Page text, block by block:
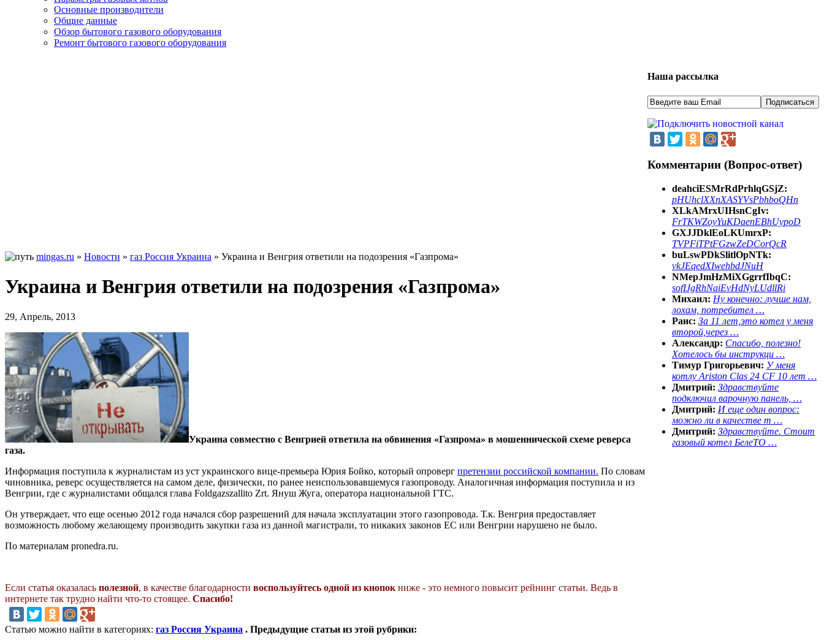
Основные производители
Общие данные
Обзор бытового газового оборудования
Ремонт бытового газового оборудования
mingas.ru » Новости » газ Россия Украина » Украина и Венгрия ответили на подозрения «Газпрома»
Украина и Венгрия ответили на подозрения «Газпрома»
29, Апрель, 2013
Украина совместно с Венгрией ответила на обвинения «Газпрома» в мошеннической схеме реверса
газа.
Информация поступила к журналистам из уст украинского вице-премьера Юрия Бойко, который опроверг претензии российской компании. По словам
чиновника, реверс осуществляется на самом деле, физически, по ранее неиспользовавшемуся газопроводу. Аналогичная информация поступила и из
Венгрии, где с журналистами общался глава Foldgazszallito Zrt. Януш Жуга, оператора национальной ГТС.
Он утверждает, что еще осенью 2012 года начался сбор разрешений для начала эксплуатации этого газопровода. Т.к. Венгрия предоставляет
возможность любому желающему производить закупки газа из данной магистрали, то никаких законов ЕС или Венгрии нарушено не было.
По материалам pronedra.ru.
Если статья оказалась полезной, в качестве благодарности воспользуйтесь одной из кнопок ниже - это немного повысит рейнинг статьи. Ведь в
интернете так трудно найти что-то стоящее. Спасибо!
Статью можно найти в категориях: газ Россия Украина . Предыдущие статьи из этой рубрики:
Наша рассылка
Комментарии (Вопрос-ответ)
deahciESMrRdPrhlqGSjZ:
pHUhclXXnXASYVsPbhboQHn
XLkAMrxUIHsnCgIv:
FrTKWZoyYuKDaenEBhUypoD
GXJJDklEoLKUmrxP:
TVPFiTPtFGzwZeDCorQcR
buLswPDkSlitlOpNTk:
vkJEqedXIwehbdJNuH
NMepJmHzMiXGgrrfIbqC:
sofIJgRhNaiEvHdNyLUdllRi
Михаил: Ну конечно: лучше нам,
лохам, потребител …
Раис: За 11 лет,это котел у меня
второй,через …
Александр: Спасибо, полезно!
Хотелось бы инструкци …
Тимур Григорьевич: У меня
котлу Ariston Clas 24 CF 10 лет …
Дмитрий: Здравствуйте
подключил варочную панель, …
Дмитрий: И еще один вопрос:
можно ли в качестве т …
Дмитрий: Здравствуйте. Стоит
газовый котел БелеТО …